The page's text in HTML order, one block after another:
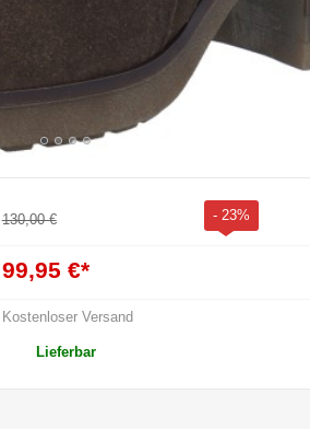
130,00 € - 23%
99,95 €*
Kostenloser Versand
Lieferbar